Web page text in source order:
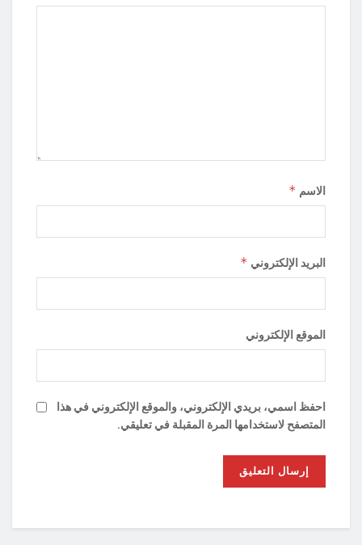
الاسم *
البريد الإلكتروني *
الموقع الإلكتروني
احفظ اسمي، بريدي الإلكتروني، والموقع الإلكتروني في هذا
المتصفح لاستخدامها المرة المقبلة في تعليقي.